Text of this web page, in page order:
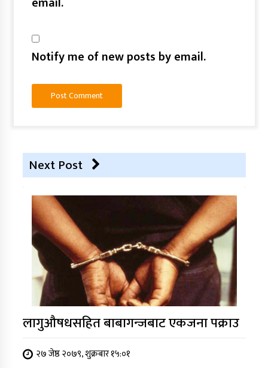
Notify me of new posts by email.
Next Post
लागुऔषधसहित बाबागन्जबाट एकजना पक्राउ
२७ जेष्ठ २०७९, शुक्रबार १५:०१